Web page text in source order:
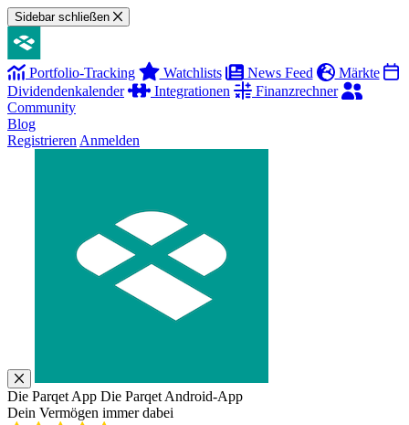
Sidebar schließen
Portfolio-Tracking Watchlists News Feed
Märkte
Dividendenkalender
Integrationen
Finanzrechner
Community
Blog
Registrieren Anmelden
Die Parqet App Die Parqet Android-App
Dein Vermögen immer dabei